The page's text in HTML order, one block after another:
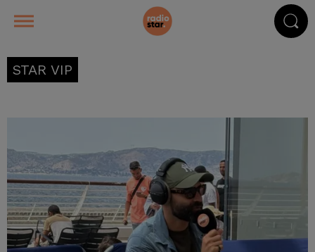
STAR VIP